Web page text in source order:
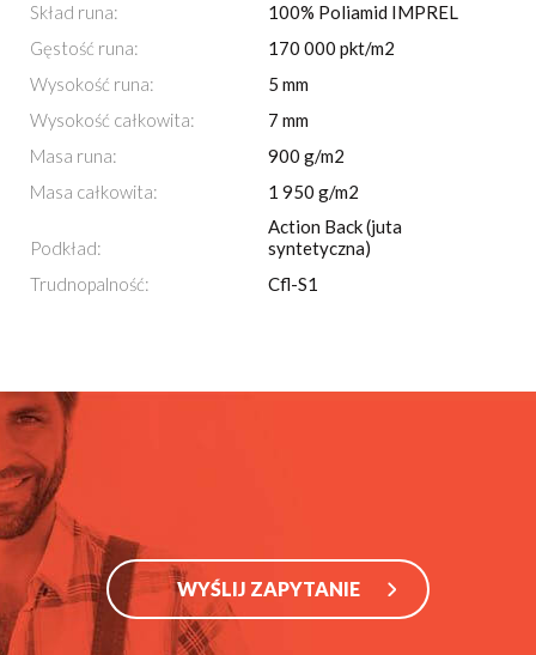
Skład runa:
100% Poliamid IMPREL
Gęstość runa:
170 000 pkt/m2
Wysokość runa:
5 mm
Wysokość całkowita:
7 mm
Masa runa:
900 g/m2
Masa całkowita:
1 950 g/m2
Podkład:
Action Back (juta
syntetyczna)
Trudnopalność:
Cfl-S1
WYŚLIJ ZAPYTANIE